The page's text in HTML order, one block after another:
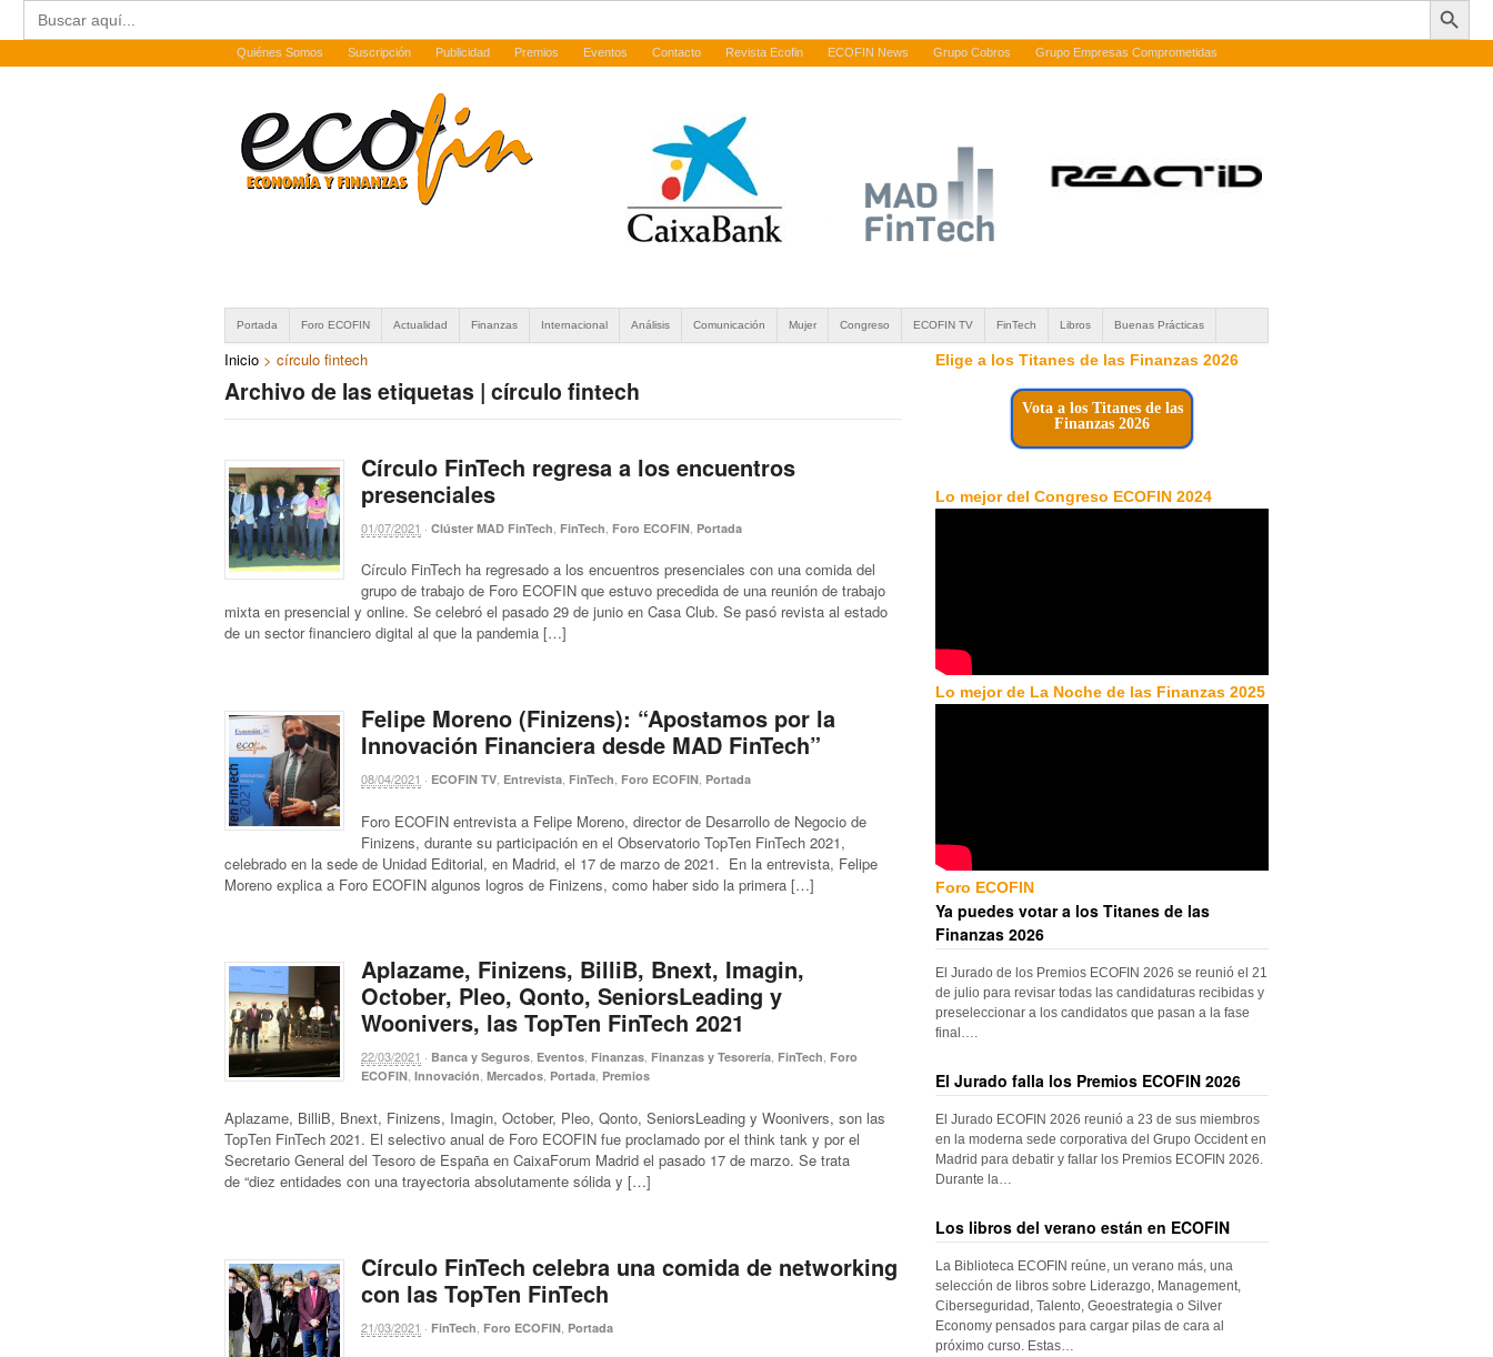
Buscar:
Quiénes Somos Suscripción Publicidad Premios Eventos Contacto Revista Ecofin ECOFIN News Grupo Cobros Grupo Empresas Comprometidas
Portada Foro ECOFIN Actualidad Finanzas Internacional Análisis Comunicación Mujer Congreso ECOFIN TV FinTech Libros Buenas Prácticas
Inicio > círculo fintech
Archivo de las etiquetas | círculo fintech
Círculo FinTech regresa a los encuentros
presenciales
01/07/2021 · Clúster MAD FinTech FinTech Foro ECOFIN Portada
Círculo FinTech ha regresado a los encuentros presenciales con una comida del
grupo de trabajo de Foro ECOFIN que estuvo precedida de una reunión de trabajo
mixta en presencial y online. Se celebró el pasado 29 de junio en Casa Club. Se pasó revista al estado
de un sector financiero digital al que la pandemia […]
Felipe Moreno (Finizens): “Apostamos por la
Innovación Financiera desde MAD FinTech”
08/04/2021 · ECOFIN TV Entrevista FinTech Foro ECOFIN Portada
Foro ECOFIN entrevista a Felipe Moreno, director de Desarrollo de Negocio de
Finizens, durante su participación en el Observatorio TopTen FinTech 2021,
celebrado en la sede de Unidad Editorial, en Madrid, el 17 de marzo de 2021. En la entrevista, Felipe
Moreno explica a Foro ECOFIN algunos logros de Finizens, como haber sido la primera […]
Aplazame, Finizens, BilliB, Bnext, Imagin,
October, Pleo, Qonto, SeniorsLeading y
Woonivers, las TopTen FinTech 2021
22/03/2021 · Banca y Seguros, Eventos, Finanzas, Finanzas y Tesorería, FinTech, Foro
ECOFIN, Innovación, Mercados, Portada, Premios
Aplazame, BilliB, Bnext, Finizens, Imagin, October, Pleo, Qonto, SeniorsLeading y Woonivers, son las
TopTen FinTech 2021. El selectivo anual de Foro ECOFIN fue proclamado por el think tank y por el
Secretario General del Tesoro de España en CaixaForum Madrid el pasado 17 de marzo. Se trata
de “diez entidades con una trayectoria absolutamente sólida y […]
Círculo FinTech celebra una comida de networking
con las TopTen FinTech
21/03/2021 · FinTech Foro ECOFIN Portada
Elige a los Titanes de las Finanzas 2026
Vota a los Titanes de las
Finanzas 2026
Lo mejor del Congreso ECOFIN 2024
Lo mejor de La Noche de las Finanzas 2025
Foro ECOFIN
Ya puedes votar a los Titanes de las
Finanzas 2026
El Jurado de los Premios ECOFIN 2026 se reunió el 21
de julio para revisar todas las candidaturas recibidas y
preseleccionar a los candidatos que pasan a la fase
final….
El Jurado falla los Premios ECOFIN 2026
El Jurado ECOFIN 2026 reunió a 23 de sus miembros
en la moderna sede corporativa del Grupo Occident en
Madrid para debatir y fallar los Premios ECOFIN 2026.
Durante la…
Los libros del verano están en ECOFIN
La Biblioteca ECOFIN reúne, un verano más, una
selección de libros sobre Liderazgo, Management,
Ciberseguridad, Talento, Geoestrategia o Silver
Economy pensados para cargar pilas de cara al
próximo curso. Estas…